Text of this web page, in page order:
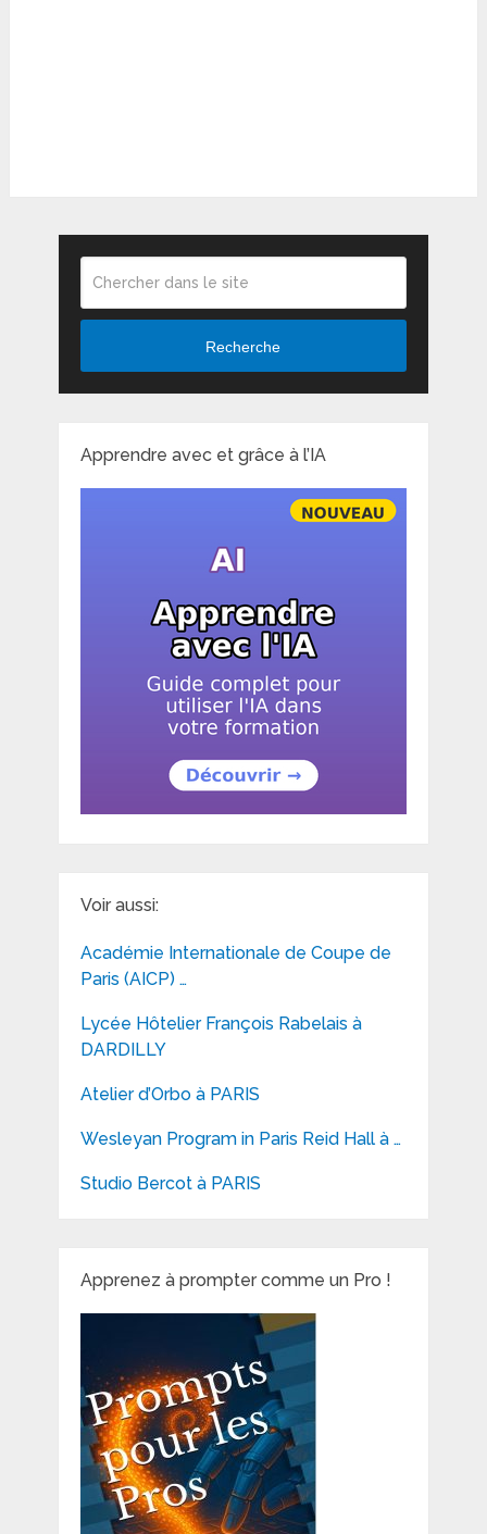
Recherche
Apprendre avec et grâce à l’IA
Voir aussi:
Académie Internationale de Coupe de
Paris (AICP) …
Lycée Hôtelier François Rabelais à
DARDILLY
Atelier d’Orbo à PARIS
Wesleyan Program in Paris Reid Hall à …
Studio Bercot à PARIS
Apprenez à prompter comme un Pro !